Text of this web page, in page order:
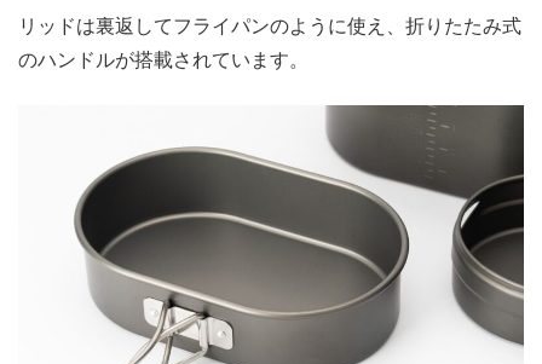
リッドは裏返してフライパンのように使え、折りたたみ式
のハンドルが搭載されています。